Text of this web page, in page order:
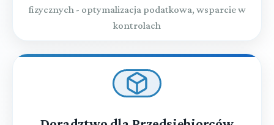
fizycznych - optymalizacja podatkowa, wsparcie w
kontrolach